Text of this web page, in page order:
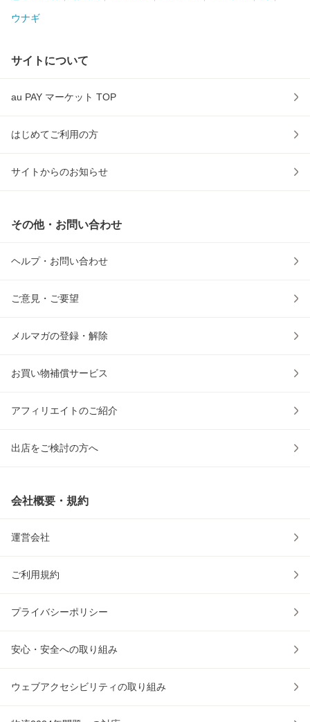
ウナギ
サイトについて
au PAY マーケット TOP
はじめてご利用の方
サイトからのお知らせ
その他・お問い合わせ
ヘルプ・お問い合わせ
ご意見・ご要望
メルマガの登録・解除
お買い物補償サービス
アフィリエイトのご紹介
出店をご検討の方へ
会社概要・規約
運営会社
ご利用規約
プライバシーポリシー
安心・安全への取り組み
ウェブアクセシビリティの取り組み